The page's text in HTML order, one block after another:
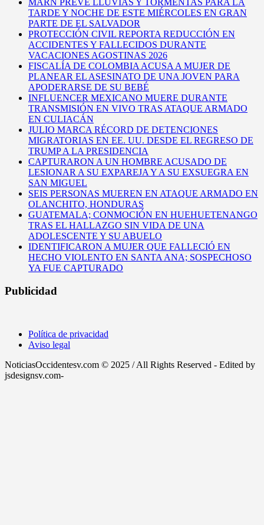
MARN PREVÉ LLUVIAS Y TORMENTAS PARA LA
TARDE Y NOCHE DE ESTE MIÉRCOLES EN GRAN
PARTE DE EL SALVADOR
PROTECCIÓN CIVIL REPORTA REDUCCIÓN EN
ACCIDENTES Y FALLECIDOS DURANTE
VACACIONES AGOSTINAS 2026
FISCALÍA DE COLOMBIA ACUSA A MUJER DE
PLANEAR EL ASESINATO DE UNA JOVEN PARA
APODERARSE DE SU BEBÉ
INFLUENCER MEXICANO MUERE DURANTE
TRANSMISIÓN EN VIVO TRAS ATAQUE ARMADO
EN CULIACÁN
JULIO MARCA RÉCORD DE DETENCIONES
MIGRATORIAS EN EE. UU. DESDE EL REGRESO DE
TRUMP A LA PRESIDENCIA
CAPTURARON A UN HOMBRE ACUSADO DE
LESIONAR A SU EXPAREJA Y A SU EXSUEGRA EN
SAN MIGUEL
SEIS PERSONAS MUEREN EN ATAQUE ARMADO EN
OLANCHITO, HONDURAS
GUATEMALA; CONMOCIÓN EN HUEHUETENANGO
TRAS EL HALLAZGO SIN VIDA DE UNA
ADOLESCENTE Y SU ABUELO
IDENTIFICARON A MUJER QUE FALLECIÓ EN
HECHO VIOLENTO EN SANTA ANA; SOSPECHOSO
YA FUE CAPTURADO
Publicidad
Política de privacidad
Aviso legal
NoticiasOccidentesv.com © 2025 / All Rights Reserved - Edited by
jsdesignsv.com-